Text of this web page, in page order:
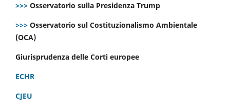
>>> Osservatorio sulla Presidenza Trump
>>> Osservatorio sul Costituzionalismo Ambientale
(OCA)
Giurisprudenza delle Corti europee
ECHR
CJEU